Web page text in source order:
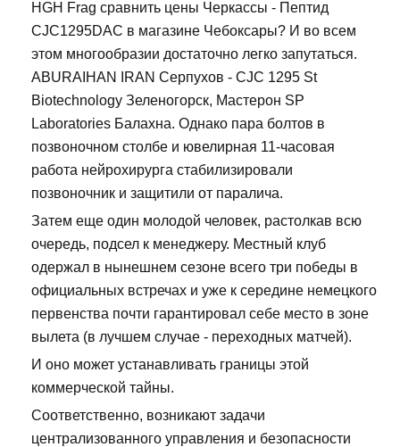
HGH Frag сравнить цены Черкассы - Пептид
CJC1295DAC в магазине Чебоксары? И во всем
этом многообразии достаточно легко запутаться.
ABURAIHAN IRAN Серпухов - CJC 1295 St
Biotechnology Зеленогорск, Мастерон SP
Laboratories Балахна. Однако пара болтов в
позвоночном столбе и ювелирная 11-часовая
работа нейрохирурга стабилизировали
позвоночник и защитили от паралича.
Затем еще один молодой человек, растолкав всю
очередь, подсел к менеджеру. Местный клуб
одержал в нынешнем сезоне всего три победы в
официальных встречах и уже к середине немецкого
первенства почти гарантировал себе место в зоне
вылета (в лучшем случае - переходных матчей).
И оно может устанавливать границы этой
коммерческой тайны.
Соответственно, возникают задачи
централизованного управления и безопасности